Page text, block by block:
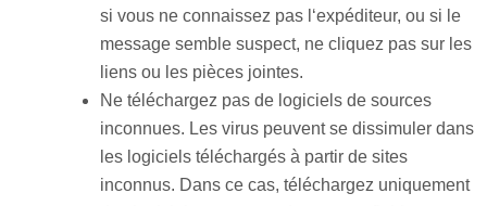
si vous ne connaissez pas ‘expéditeur, ou si le
message semble suspect, ne cl iquez pas sur les
liens ou les pièces jointes.
Ne té léchargez pas de logiciels de sources
inconnues. Les virus peuventse dissimuler dans
les logiciels té léchargés à partir de sites
inconnus. Dans ce cas, té léchargez uniquement